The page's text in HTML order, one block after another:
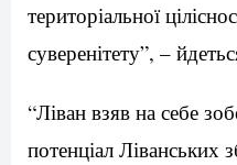
територіальної
суверенітету”, –
“Ліван взяв на себе
потенціал Ліванських